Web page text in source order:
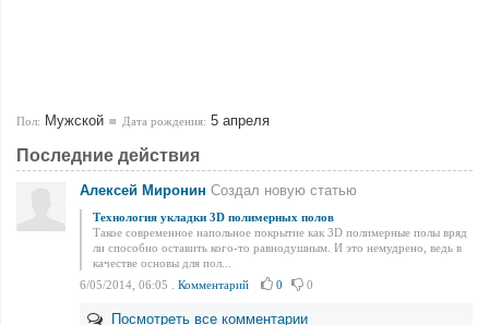
Пол: Мужской Дата рождения: 5 апреля
Последние действия
Алексей Миронин Создал новую статью
Технология укладки 3D полимерных полов
Такое современное напольное покрытие как 3D полимерные полы вряд
ли способно оставить кого-то равнодушным. И это немудрено, ведь в
качестве основы для пол...
6/05/2014, 06:05
Комментарий 0 0
Посмотреть все комментарии